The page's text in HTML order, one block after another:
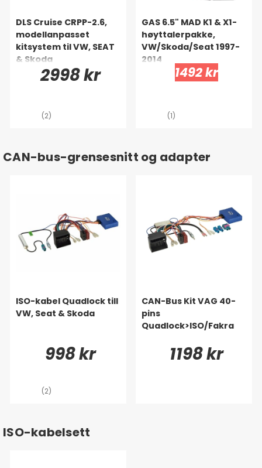
DLS Cruise CRPP-2.6,
modellanpasset
kitsystem til VW, SEAT
& Skoda
2998 kr
(2)
GAS 6.5" MAD K1 & X1-
høyttalerpakke,
VW/Skoda/Seat 1997-
2014
1492 kr
(1)
CAN-bus-grensesnitt og adapter
ISO-kabel Quadlock till
VW, Seat & Skoda
998 kr
(2)
CAN-Bus Kit VAG 40-
pins
Quadlock>ISO/Fakra
1198 kr
ISO-kabelsett